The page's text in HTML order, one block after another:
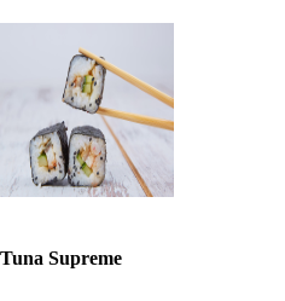
Tuna Supreme